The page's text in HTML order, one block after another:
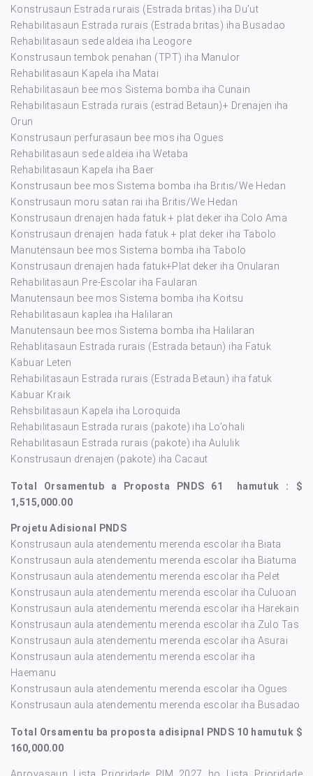
Konstrusaun Estrada rurais (Estrada britas) iha Du’ut
Rehabilitasaun Estrada rurais (Estrada britas) iha Busadao
Rehabilitasaun sede aldeia iha Leogore
Konstrusaun tembok penahan (TPT) iha Manulor
Rehabilitasaun Kapela iha Matai
Rehabilitasaun bee mos Sistema bomba iha Cunain
Rehabilitasaun Estrada rurais (estrad Betaun)+ Drenajen iha
Orun
Konstrusaun perfurasaun bee mos iha Ogues
Rehabilitasaun sede aldeia iha Wetaba
Rehabilitasaun Kapela iha Baer
Konstrusaun bee mos Sistema bomba iha Britis/We Hedan
Konstrusaun moru satan rai iha Britis/We Hedan
Konstrusaun drenajen hada fatuk + plat deker iha Colo Ama
Konstrusaun drenajen hada fatuk + plat deker iha Tabolo
Manutensaun bee mos Sistema bomba iha Tabolo
Konstrusaun drenajen hada fatuk+Plat deker iha Onularan
Rehabilitasaun Pre-Escolar iha Faularan
Manutensaun bee mos Sistema bomba iha Koitsu
Rehabilitasaun kaplea iha Halilaran
Manutensaun bee mos Sistema bomba iha Halilaran
Rehablitasaun Estrada rurais (Estrada betaun) iha Fatuk
Kabuar Leten
Rehabilitasaun Estrada rurais (Estrada Betaun) iha fatuk
Kabuar Kraik
Rehsbilitasaun Kapela iha Loroquida
Rehabilitasaun Estrada rurais (pakote) iha Lo’ohali
Rehabilitasaun Estrada rurais (pakote) iha Aululik
Konstrusaun drenajen (pakote) iha Cacaut
Total Orsamentub a Proposta PNDS 61 hamutuk : $
1,515,000.00
Projetu Adisional PNDS
Konstrusaun aula atendementu merenda escolar iha Biata
Konstrusaun aula atendementu merenda escolar iha Biatuma
Konstrusaun aula atendementu merenda escolar iha Pelet
Konstrusaun aula atendementu merenda escolar iha Culuoan
Konstrusaun aula atendementu merenda escolar iha Harekain
Konstrusaun aula atendementu merenda escolar iha Zulo Tas
Konstrusaun aula atendementu merenda escolar iha Asurai
Konstrusaun aula atendementu merenda escolar iha
Haemanu
Konstrusaun aula atendementu merenda escolar iha Ogues
Konstrusaun aula atendementu merenda escolar iha Busadao
Total Orsamentu ba proposta adisipnal PNDS 10 hamutuk $
160,000.00